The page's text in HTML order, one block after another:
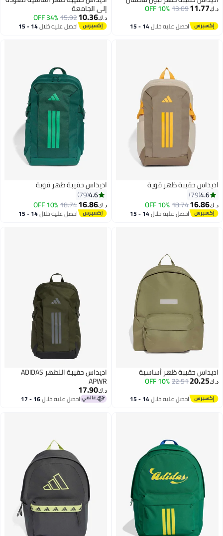
د.ك‏11.77
13.09
10% OFF
احصل عليه خلال 14 - 15
إلى الجامعة
د.ك‏10.36
15.92
34% OFF
احصل عليه خلال 14 - 15
اديداس حقيبة ظهر قوية
4.6
79
د.ك‏16.86
18.74
10% OFF
احصل عليه خلال 14 - 15
اديداس حقيبة ظهر قوية
4.6
79
د.ك‏16.86
18.74
10% OFF
احصل عليه خلال 14 - 15
اديداس حقيبة ظهر أساسية
د.ك‏20.25
22.51
10% OFF
احصل عليه خلال 14 - 15
اديداس حقيبة اللظهر ADIDAS
APWR
د.ك‏17.90
احصل عليه خلال 16 - 17